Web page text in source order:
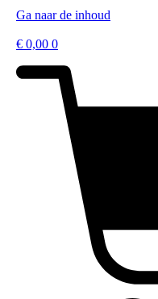
Ga naar de inhoud
€ 0,00 0